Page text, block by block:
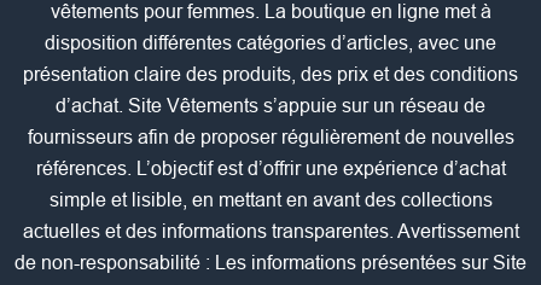
vêtements pour femmes. La boutique en ligne met à
disposition différentes catégories d’articles, avec une
présentation claire des produits, des prix et des conditions
d’achat. Site Vêtements s’appuie sur un réseau de
fournisseurs afin de proposer régulièrement de nouvelles
références. L’objectif est d’offrir une expérience d’achat
simple et lisible, en mettant en avant des collections
actuelles et des informations transparentes. Avertissement
de non-responsabilité : Les informations présentées sur Site